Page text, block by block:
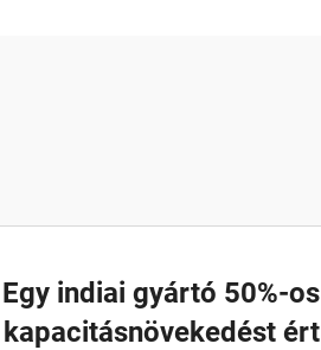
Egy indiai gyártó 50%-os
kapacitásnövekedést ért